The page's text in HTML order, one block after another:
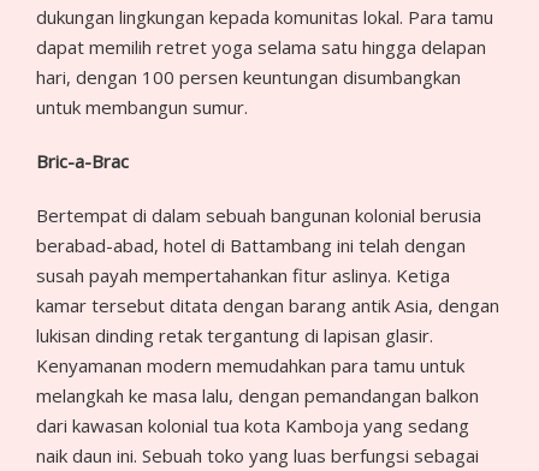
dukungan lingkungan kepada komunitas lokal. Para tamu
dapat memilih retret yoga selama satu hingga delapan
hari, dengan 100 persen keuntungan disumbangkan
untuk membangun sumur.
Bric-a-Brac
Bertempat di dalam sebuah bangunan kolonial berusia
berabad-abad, hotel di Battambang ini telah dengan
susah payah mempertahankan fitur aslinya. Ketiga
kamar tersebut ditata dengan barang antik Asia, dengan
lukisan dinding retak tergantung di lapisan glasir.
Kenyamanan modern memudahkan para tamu untuk
melangkah ke masa lalu, dengan pemandangan balkon
dari kawasan kolonial tua kota Kamboja yang sedang
naik daun ini. Sebuah toko yang luas berfungsi sebagai